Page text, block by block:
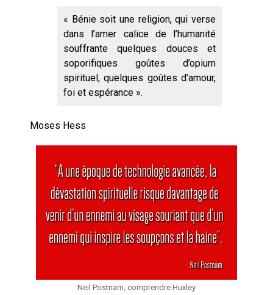
« Bénie soit une religion, qui verse
dans l’amer calice de l’humanité
souffrante quelques douces et
soporifiques goûtes d’opium
spirituel, quelques goûtes d’amour,
foi et espérance ».
Moses Hess
Neil Postnam, comprendre Huxley